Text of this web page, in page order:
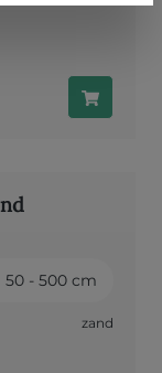
50 - 500 cm
zand